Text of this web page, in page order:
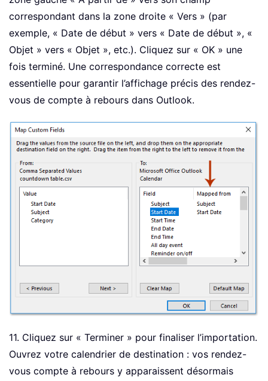
correspondant dans la zone droite « Vers » (par
exemple, « Date de début » vers « Date de début », «
Objet » vers « Objet », etc.). Cliquez sur « OK » une
fois terminé. Une correspondance correcte est
essentielle pour garantir l’affichage précis des rendez-
vous de compte à rebours dans Outlook.
11. Cliquez sur « Terminer » pour finaliser l’importation.
Ouvrez votre calendrier de destination : vos rendez-
vous compte à rebours y apparaissent désormais